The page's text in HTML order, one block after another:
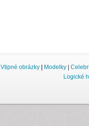
Vtipné obrázky | Modelky |
Logické